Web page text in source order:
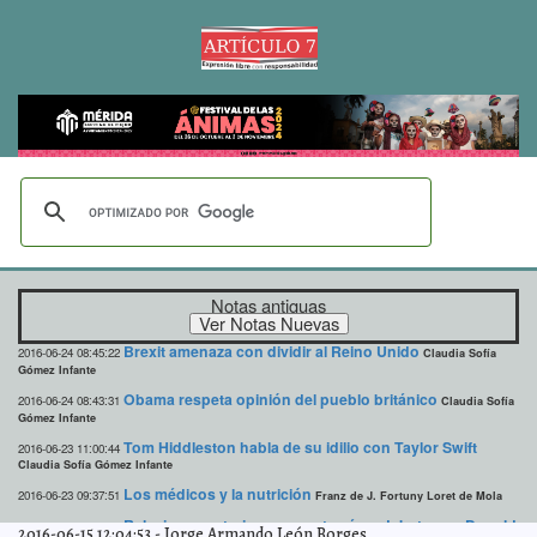
Notas antiguas
2016-06-24 08:45:22 Brexit amenaza con dividir al Reino Unido Claudia Sofía
Gómez Infante
2016-06-24 08:43:31 Obama respeta opinión del pueblo británico Claudia Sofía
Gómez Infante
2016-06-23 11:00:44 Tom Hiddleston habla de su idilio con Taylor Swift
Claudia Sofía Gómez Infante
2016-06-23 09:37:51 Los médicos y la nutrición Franz de J. Fortuny Loret de Mola
2016-06-23 09:16:42 Relaciones exteriores no entrará en debate con Donald